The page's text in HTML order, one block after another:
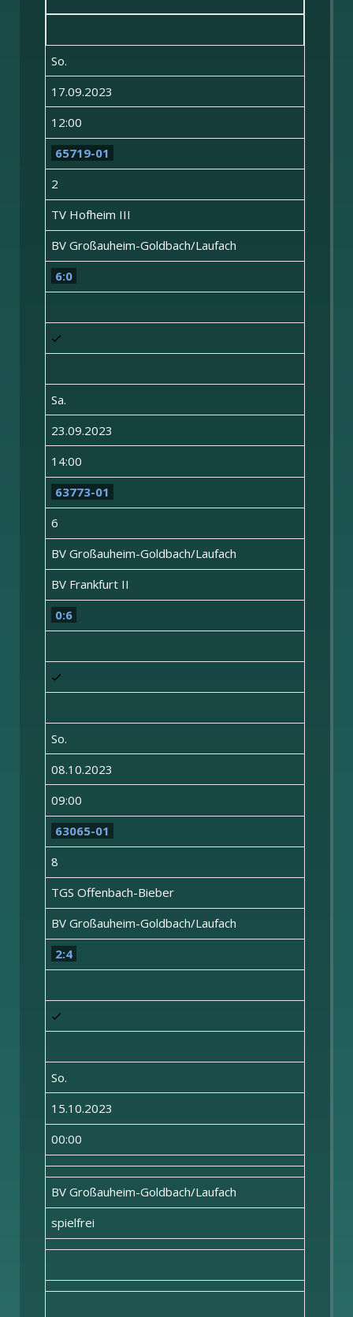
So.
17.09.2023
12:00
65719-01
2
TV Hofheim III
BV Großauheim-Goldbach/Laufach
6:0
Sa.
23.09.2023
14:00
63773-01
6
BV Großauheim-Goldbach/Laufach
BV Frankfurt II
0:6
So.
08.10.2023
09:00
63065-01
8
TGS Offenbach-Bieber
BV Großauheim-Goldbach/Laufach
2:4
So.
15.10.2023
00:00
BV Großauheim-Goldbach/Laufach
spielfrei